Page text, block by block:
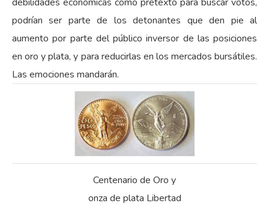
podrían ser parte de los detonantes que den pie al
aumento por parte del público inversor de las posiciones
en oro y plata, y para reducirlas en los mercados bursátiles.
Las emociones mandarán.
Centenario de Oro y
onza de plata Libertad